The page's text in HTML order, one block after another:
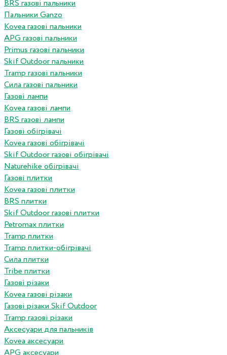
BRS газові пальники
Пальники Ganzo
Kovea газові пальники
APG газові пальники
Primus газові пальники
Skif Outdoor пальники
Tramp газові пальники
Сила газові пальники
Газові лампи
Kovea газові лампи
BRS газові лампи
Газові обігрівачі
Kovea газові обігрівачі
Skif Outdoor газові обігрівачі
Naturehike обігрівачі
Газові плитки
Kovea газові плитки
BRS плитки
Skif Outdoor газові плитки
Petromax плитки
Tramp плитки
Tramp плитки-обігрівачі
Сила плитки
Tribe плитки
Газові різаки
Kovea газові різаки
Газові різаки Skif Outdoor
Tramp газові різаки
Аксесуари для пальників
Kovea аксесуари